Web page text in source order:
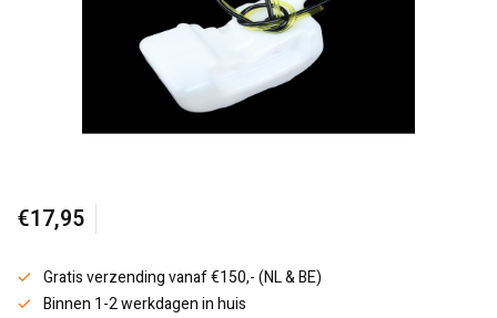
€17,95
Gratis verzending vanaf €150,- (NL & BE)
Binnen 1-2 werkdagen in huis